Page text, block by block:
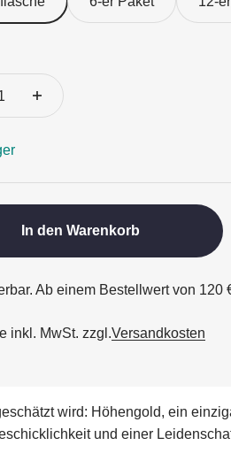
In den Warenkorb
Ab einem Bestellwert von
inkl. MwSt. zzgl.Versandkosten
wird: Höhengold, ein
und einer